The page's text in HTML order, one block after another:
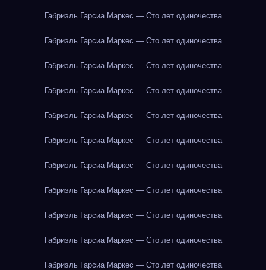
Габриэль Гарсиа Маркес — Сто лет одиночества
Габриэль Гарсиа Маркес — Сто лет одиночества
Габриэль Гарсиа Маркес — Сто лет одиночества
Габриэль Гарсиа Маркес — Сто лет одиночества
Габриэль Гарсиа Маркес — Сто лет одиночества
Габриэль Гарсиа Маркес — Сто лет одиночества
Габриэль Гарсиа Маркес — Сто лет одиночества
Габриэль Гарсиа Маркес — Сто лет одиночества
Габриэль Гарсиа Маркес — Сто лет одиночества
Габриэль Гарсиа Маркес — Сто лет одиночества
Габриэль Гарсиа Маркес — Сто лет одиночества